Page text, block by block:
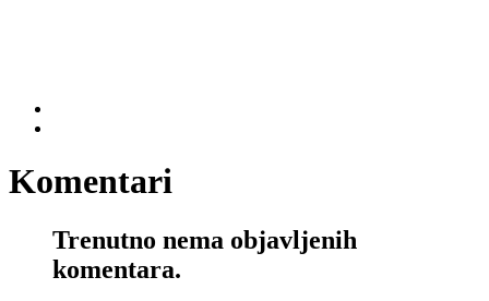
Komentari
Trenutno nema objavljenih
komentara.